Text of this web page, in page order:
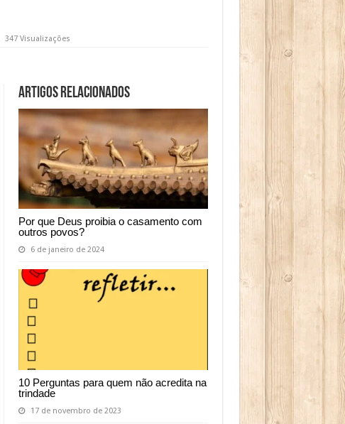
347 Visualizações
Artigos relacionados
Por que Deus proibia o casamento com
outros povos?
6 de janeiro de 2024
10 Perguntas para quem não acredita na
trindade
17 de novembro de 2023